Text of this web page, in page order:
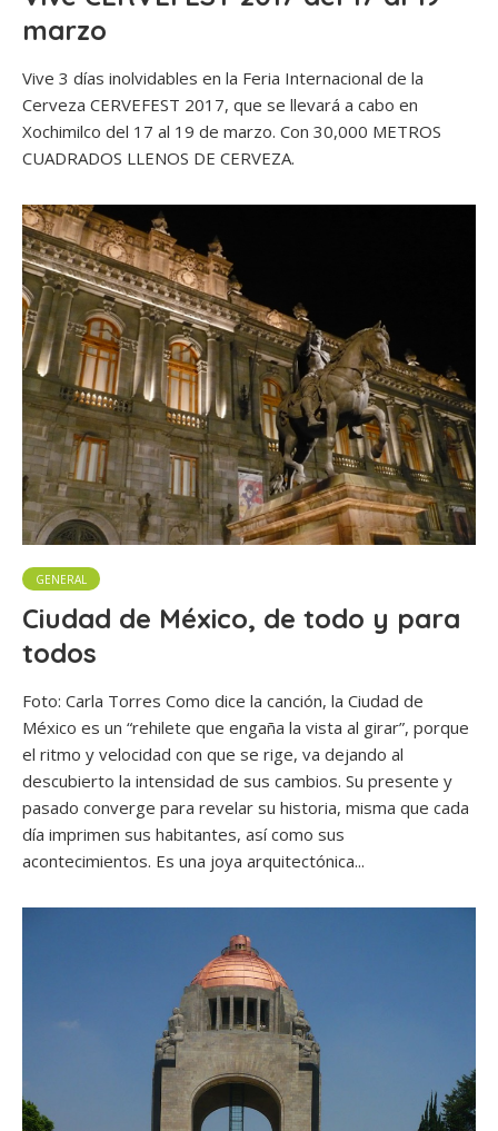
marzo
Vive 3 días inolvidables en la Feria Internacional de la
Cerveza CERVEFEST 2017, que se llevará a cabo en
Xochimilco del 17 al 19 de marzo. Con 30,000 METROS
CUADRADOS LLENOS DE CERVEZA.
GENERAL
Ciudad de México, de todo y para
todos
Foto: Carla Torres Como dice la canción, la Ciudad de
México es un “rehilete que engaña la vista al girar”, porque
el ritmo y velocidad con que se rige, va dejando al
descubierto la intensidad de sus cambios. Su presente y
pasado converge para revelar su historia, misma que cada
día imprimen sus habitantes, así como sus
acontecimientos. Es una joya arquitectónica...